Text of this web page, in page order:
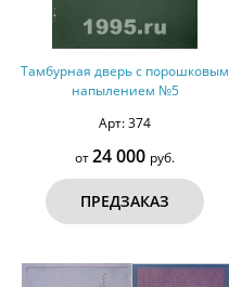
Тамбурная дверь с порошковым
напылением №5
Арт: 374
от24 000 руб.
ПРЕДЗАКАЗ